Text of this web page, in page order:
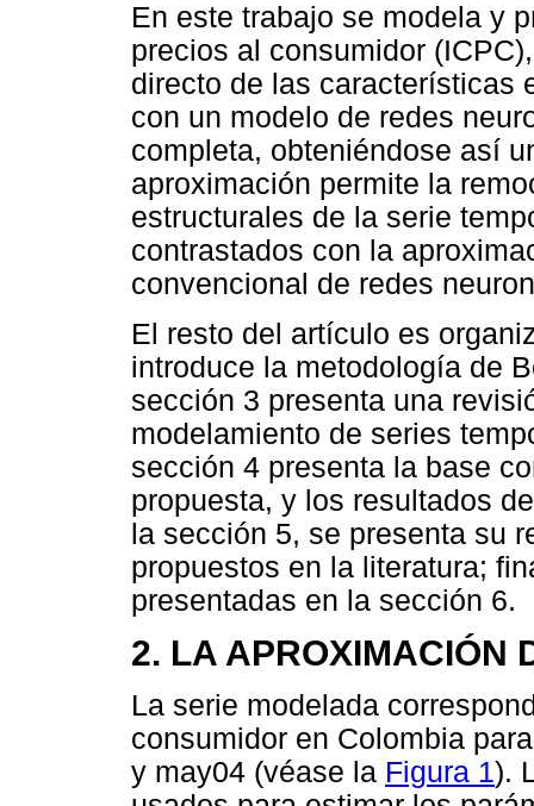
En este trabajo se modela y
precios al consumidor
directo de las características
con un modelo de redes
completa, obteniéndose así
aproximación permite la
estructurales de la serie
contrastados con la
convencional de redes
El resto del artículo es
introduce la metodología de
sección 3 presenta una
modelamiento de series
sección 4 presenta la base
propuesta, y los resultados
la sección 5, se presenta su
propuestos en la literatura;
presentadas en la sección 6.
2. LA APROXIMACIÓN
La serie modelada
consumidor en Colombia
y may04 (véase la Figura 1).